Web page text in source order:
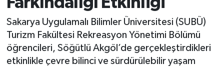
Sakarya Uygulamalı Bilimler Üniversitesi (SUBÜ)
Turizm Fakültesi Rekreasyon Yönetimi Bölümü
öğrencileri, Söğütlü Akgöl’de gerçekleştirdikleri
etkinlikle çevre bilinci ve sürdürülebilir yaşam